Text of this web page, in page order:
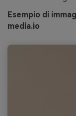
Esempio di
media.io